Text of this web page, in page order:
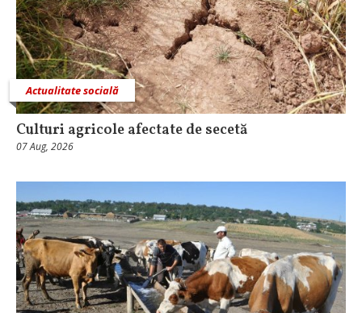
Actualitate socială
Culturi agricole afectate de secetă
07 Aug, 2026